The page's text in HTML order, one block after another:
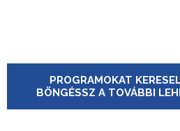
PROGRAMOKAT
BÖNGÉSSZ A TOVÁBBI